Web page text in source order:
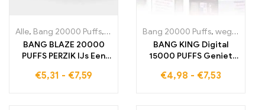
Alle, Bang 20000 Puffs, wegwerp-e-sigaretten Zweden,
BANG BLAZE 20000
PUFFS PERZIK IJs Een
u 20000 trekjes vol
€5,31 - €7,59
Bang 20000 Puffs,wegwerp-e-sigaretten
BANG KING Digital
15000 PUFFS Geniet
nevelervaring
€4,98 - €7,53